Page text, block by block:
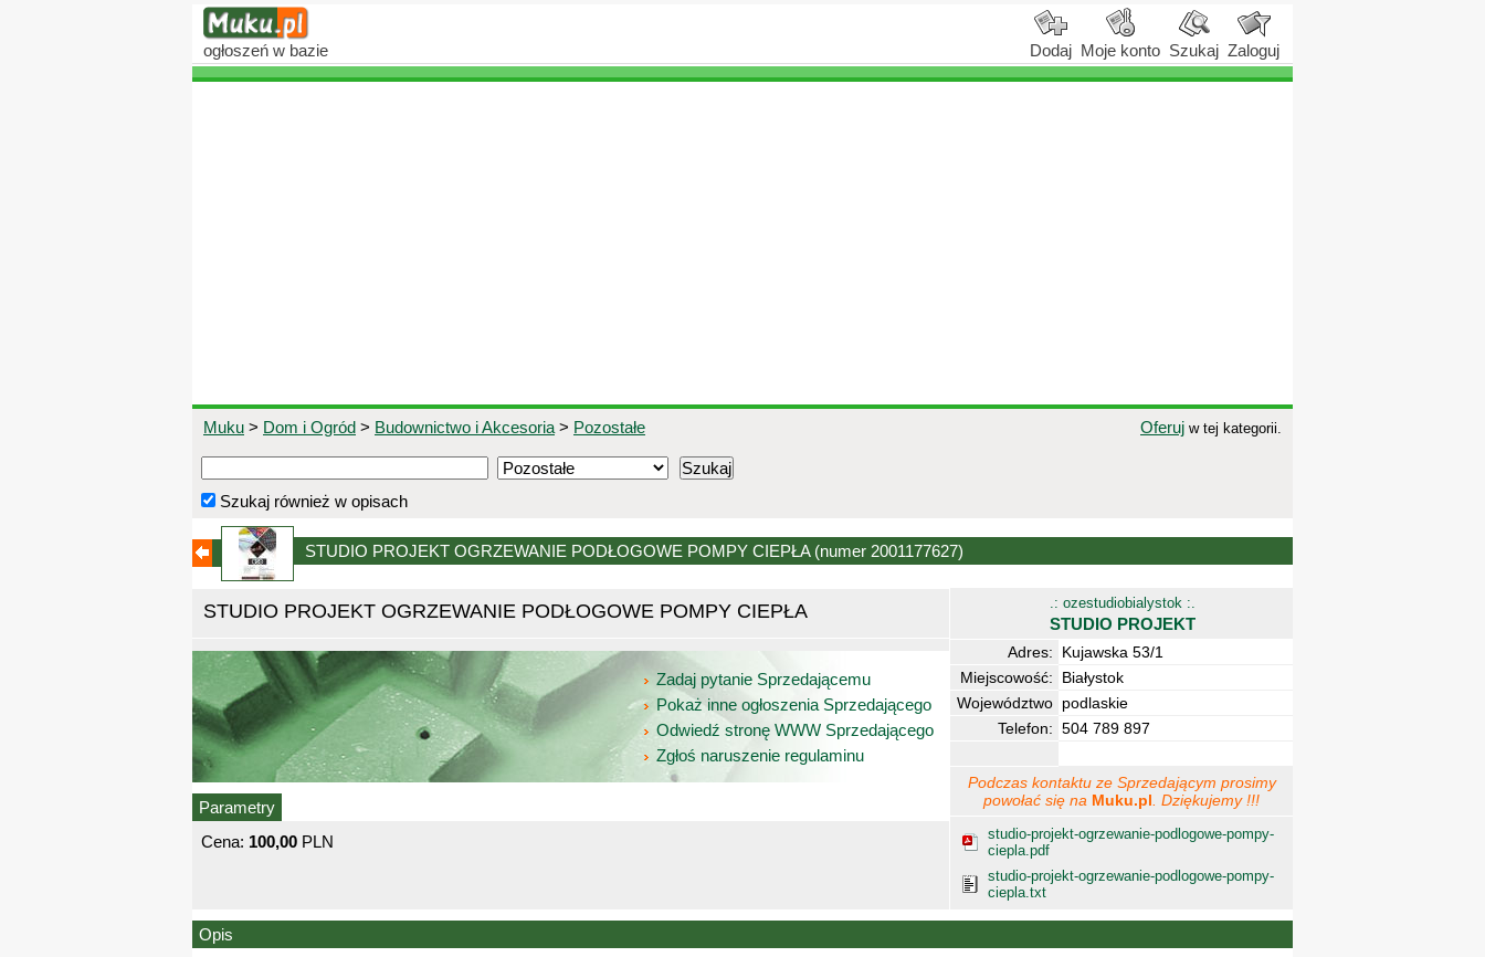
ogłoszeń w bazie Dodaj Moje konto Szukaj Zaloguj
Muku > Dom i Ogród > Budownictwo i Akcesoria > Pozostałe Oferuj w tej kategorii.
Szukaj również w opisach
STUDIO PROJEKT OGRZEWANIE PODŁOGOWE POMPY CIEPŁA (numer 2001177627)
STUDIO PROJEKT OGRZEWANIE PODŁOGOWE POMPY CIEPŁA
Zadaj pytanie Sprzedającemu
Pokaż inne ogłoszenia Sprzedającego
Odwiedź stronę WWW Sprzedającego
Zgłoś naruszenie regulaminu
Parametry
Cena: 100,00 PLN
.: ozestudiobialystok :.
STUDIO PROJEKT
Adres:
Kujawska 53/1
Miejscowość:
Białystok
Województwo podlaskie
Telefon: 504 789 897
Podczas kontaktu ze Sprzedającym prosimy
powołać się na Muku.pl . Dziękujemy !!!
studio-projekt-ogrzewanie-podlogowe-pompy-
ciepla.pdf
studio-projekt-ogrzewanie-podlogowe-pompy-
ciepla.txt
Opis